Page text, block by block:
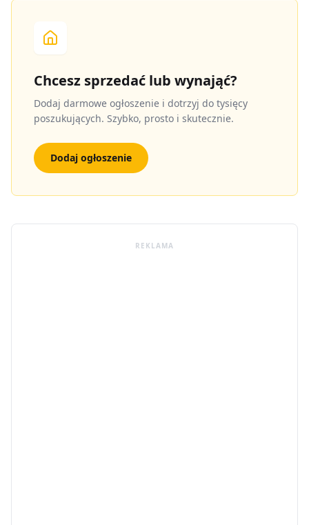
Chcesz sprzedać lub wynająć?
Dodaj darmowe ogłoszenie i dotrzyj do tysięcy
poszukujących. Szybko, prosto i skutecznie.
Dodaj ogłoszenie
REKLAMA